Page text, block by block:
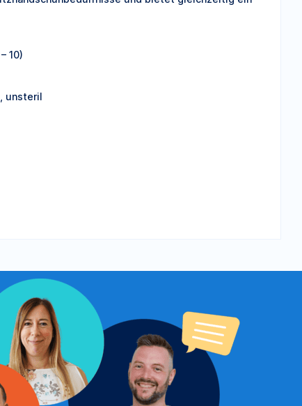
10)
unsteril